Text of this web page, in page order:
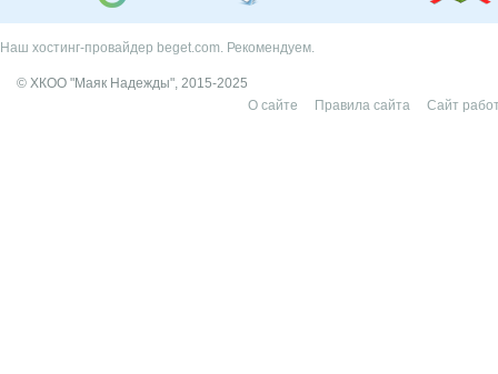
Наш хостинг-провайдер beget.com. Рекомендуем.
© ХКОО "Маяк Надежды", 2015-2025
О сайте
Правила сайта Сайт